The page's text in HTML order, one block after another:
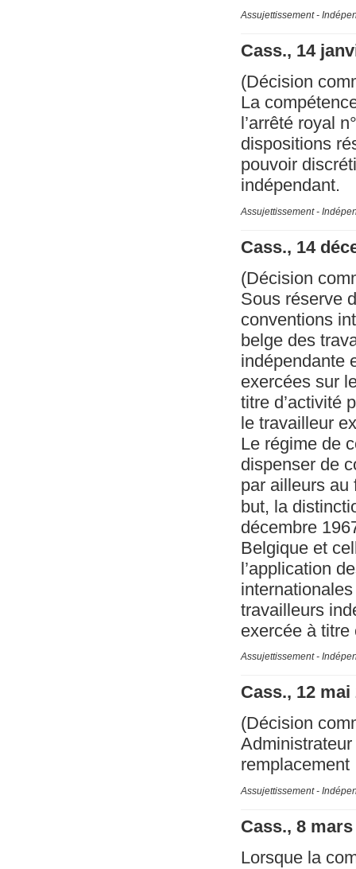
Assujettissement -
Cass., 14
(Décision
La
l’arrêté royal
dispositions
pouvoir
indépendant.
Assujettissement -
Cass., 14
(Décision
Sous réserve
conventions
belge des
indépendante
exercées sur
titre d’activité
le travailleur
Le régime de
dispenser de
par ailleurs au
but, la
décembre
Belgique et
l’application
travailleurs
exercée à
Assujettissement -
Cass., 12 mai
(Décision
remplacement
Assujettissement -
Cass., 8
Lorsque la